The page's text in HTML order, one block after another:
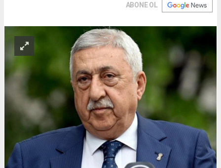
ABONE OL